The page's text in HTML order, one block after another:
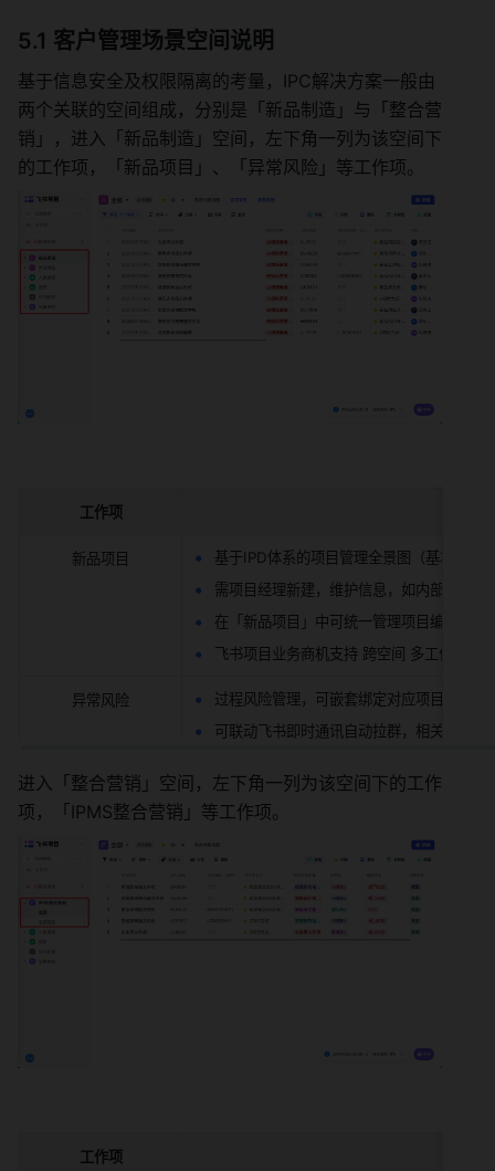
5.1 客户管理场景空间说明
基于信息安全及权限隔离的考量，IPC解决方案一般由
两个关联的空间组成，分别是「新品制造」与「整合营
销」，进入「新品制造」空间，左下角一列为该空间下
的工作项，「新品项目」、「异常风险」等工作项。
工作项
新品项目
基于IPD体系的项目管理全景图（基本信息
需项目经理新建，维护信息，如内部有其
在「新品项目」中可统一管理项目编码、
飞书项目业务商机支持 跨空间 多工作项汇
异常风险
过程风险管理，可嵌套绑定对应项目，支持
可联动飞书即时通讯自动拉群，相关协作角
进入「整合营销」空间，左下角一列为该空间下的工作
项，「IPMS整合营销」等工作项。
工作项